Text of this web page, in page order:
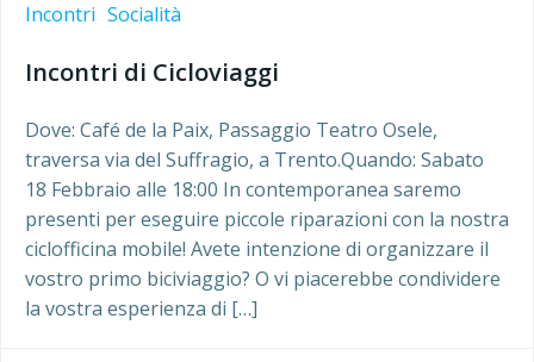
Incontri Socialità
Incontri di Cicloviaggi
Dove: Café de la Paix, Passaggio Teatro Osele,
traversa via del Suffragio, a Trento.Quando: Sabato
18 Febbraio alle 18:00 In contemporanea saremo
presenti per eseguire piccole riparazioni con la nostra
ciclofficina mobile! Avete intenzione di organizzare il
vostro primo biciviaggio? O vi piacerebbe condividere
la vostra esperienza di […]